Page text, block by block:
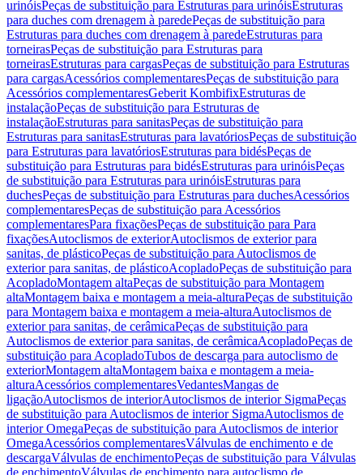
urinóisPeças de substituição para Estruturas para urinóisEstruturas
para duches com drenagem à paredePeças de substituição para
Estruturas para duches com drenagem à paredeEstruturas para
torneirasPeças de substituição para Estruturas para
torneirasEstruturas para cargasPeças de substituição para Estruturas
para cargasAcessórios complementaresPeças de substituição para
Acessórios complementaresGeberit KombifixEstruturas de
instalaçãoPeças de substituição para Estruturas de
instalaçãoEstruturas para sanitasPeças de substituição para
Estruturas para sanitasEstruturas para lavatóriosPeças de substituição
para Estruturas para lavatóriosEstruturas para bidésPeças de
substituição para Estruturas para bidésEstruturas para urinóisPeças
de substituição para Estruturas para urinóisEstruturas para
duchesPeças de substituição para Estruturas para duchesAcessórios
complementaresPeças de substituição para Acessórios
complementaresPara fixaçõesPeças de substituição para Para
fixaçõesAutoclismos de exteriorAutoclismos de exterior para
sanitas, de plásticoPeças de substituição para Autoclismos de
exterior para sanitas, de plásticoAcopladoPeças de substituição para
AcopladoMontagem altaPeças de substituição para Montagem
altaMontagem baixa e montagem a meia-alturaPeças de substituição
para Montagem baixa e montagem a meia-alturaAutoclismos de
exterior para sanitas, de cerâmicaPeças de substituição para
Autoclismos de exterior para sanitas, de cerâmicaAcopladoPeças de
substituição para AcopladoTubos de descarga para autoclismo de
exteriorMontagem altaMontagem baixa e montagem a meia-
alturaAcessórios complementaresVedantesMangas de
ligaçãoAutoclismos de interiorAutoclismos de interior SigmaPeças
de substituição para Autoclismos de interior SigmaAutoclismos de
interior OmegaPeças de substituição para Autoclismos de interior
OmegaAcessórios complementaresVálvulas de enchimento e de
descargaVálvulas de enchimentoPeças de substituição para Válvulas
de enchimentoVálvulas de enchimento para autoclismo de